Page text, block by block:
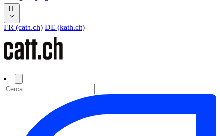
IT
FR (cath.ch) DE (kath.ch)